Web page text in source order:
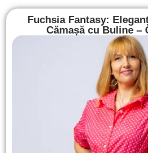
Fuchsia Fantasy:
Cămașă cu Buline –